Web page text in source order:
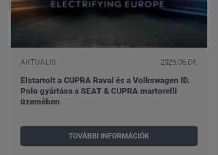
AKTUÁLIS 2026.06.04.
Elstartolt a CUPRA Raval és a Volkswagen ID.
Polo gyártása a SEAT & CUPRA martorelli
üzemében
TOVÁBBI INFORMÁCIÓK